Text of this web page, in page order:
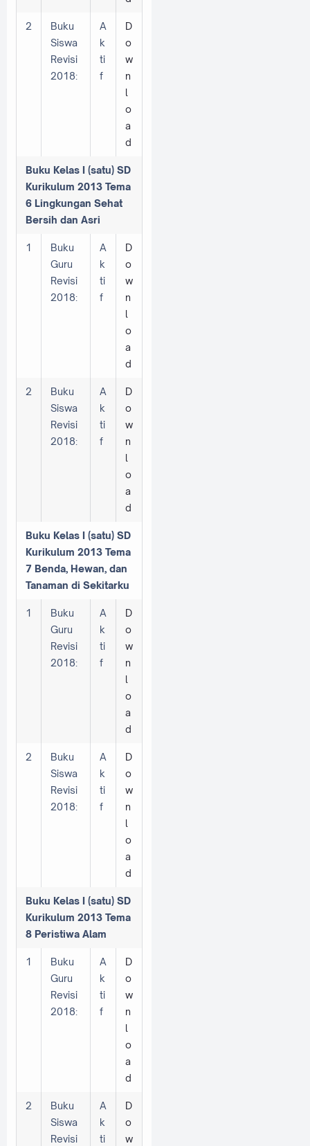
2
Buku
Siswa
Revisi
2018:
A
k
ti
f
D
o
w
n
l
o
a
d
Buku Kelas I (satu) SD
Kurikulum 2013 Tema
6 Lingkungan Sehat
Bersih dan Asri
1
Buku
Guru
Revisi
2018:
A
k
ti
f
D
o
w
n
l
o
a
d
2
Buku
Siswa
Revisi
2018:
A
k
ti
f
D
o
w
n
l
o
a
d
Buku Kelas I (satu) SD
Kurikulum 2013 Tema
7 Benda, Hewan, dan
Tanaman di Sekitarku
1
Buku
Guru
Revisi
2018:
A
k
ti
f
D
o
w
n
l
o
a
d
2
Buku
Siswa
Revisi
2018:
A
k
ti
f
D
o
w
n
l
o
a
d
Buku Kelas I (satu) SD
Kurikulum 2013 Tema
8 Peristiwa Alam
1
Buku
Guru
Revisi
2018:
A
k
ti
f
D
o
w
n
l
o
a
d
2
Buku
Siswa
Revisi
A
k
ti
D
o
w